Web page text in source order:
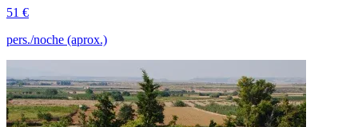
51 €
pers./noche (aprox.)